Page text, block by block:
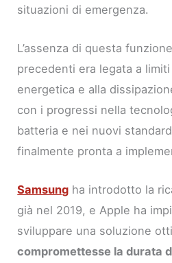
situazioni di emergenza.
L’assenza di questa
precedenti era legata a
energetica e alla
con i progressi nella
batteria e nei nuovi
finalmente pronta a
Samsung ha introdotto la
già nel 2019, e Apple ha
sviluppare una soluzione
compromettesse la durata